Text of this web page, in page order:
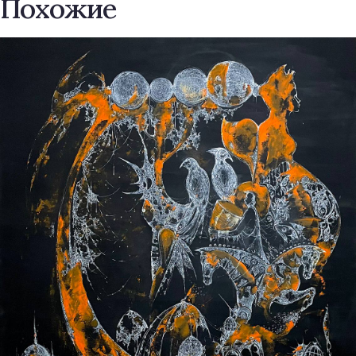
Похожие